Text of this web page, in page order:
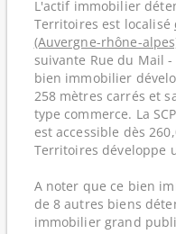
L'actif immobilier
Territoires est localisé
(Auvergne-rhône-
suivante Rue du Mail -
bien immobilier
258 mètres carrés et
type commerce. La
est accessible dès
Territoires développe
A noter que ce bien
de 8 autres biens
immobilier grand